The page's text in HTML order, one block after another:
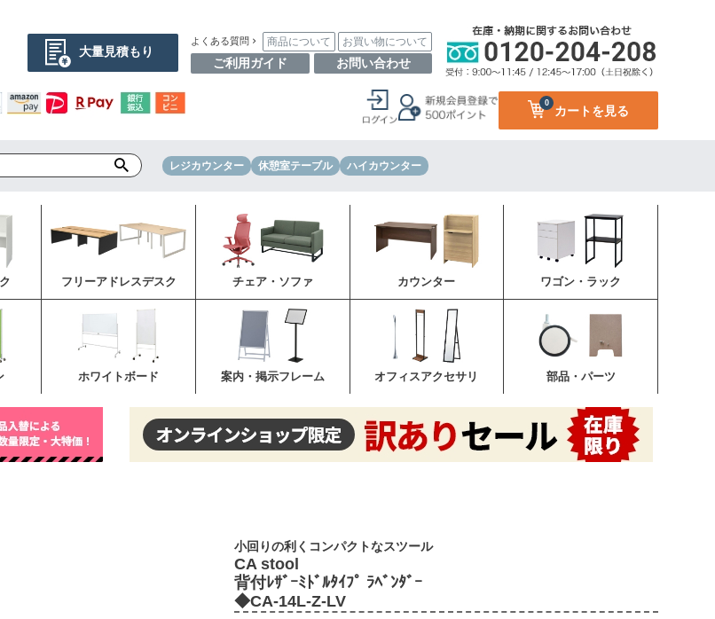
大量見積もり
よくある質問 商品について お買い物について
ご利用ガイド お問い合わせ
カートを見る
0
レジカウンター 休憩室テーブル ハイカウンター
フリーアドレスデスク チェア・ソファ カウンター ワゴン・ラック
ホワイトボード 案内・掲示フレーム オフィスアクセサリ 部品・パーツ
小回りの利くコンパクトなスツール
CA stool
背付ﾚｻﾞｰﾐﾄﾞﾙﾀｲﾌﾟ ﾗﾍﾞﾝﾀﾞｰ
◆CA-14L-Z-LV